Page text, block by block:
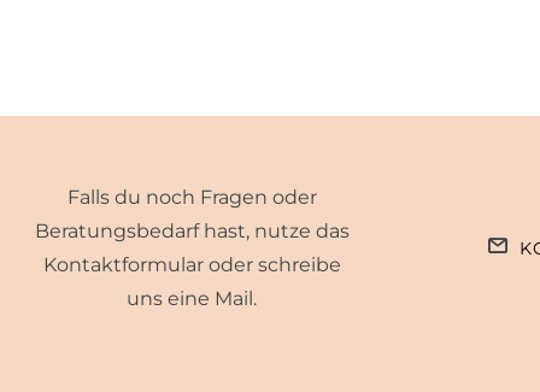
Falls du noch Fragen oder
Beratungsbedarf hast, nutze das
Kontaktformular oder schreibe
uns eine Mail.